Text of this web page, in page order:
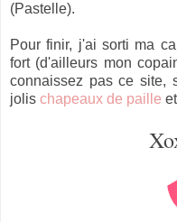
(Pastelle).
Pour finir, j'ai sorti ma
fort (d'ailleurs mon
connaissez pas ce site,
jolis chapeaux de paille